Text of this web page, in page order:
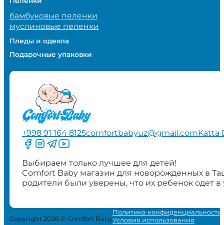
бамбуковые пеленки
муслиновые пеленки
Пледы и одеяла
Подарочные упаковки
+998 91 164 8125comfortbabyuz@gmail.comKatta
Следите за нами на Facebook
Следите за нами в Instagram
Следите за нами в Telegram
Следите за нами в YouTube
Выбираем только лучшее для детей!
Comfort Baby магазин для новорожденных в
родители были уверены, что их ребенок одет
Copyright 2026 © Comfort Baby
Политика конфиденциальности
Условия использования